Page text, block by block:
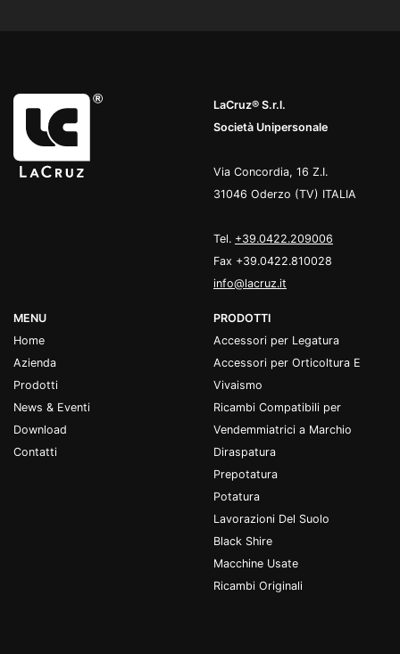
LaCruz® S.r.l.
Società Unipersonale
Via Concordia, 16 Z.I.
31046 Oderzo (TV) ITALIA
Tel. +39.0422.209006
Fax +39.0422.810028
info@lacruz.it
MENU
Home
Azienda
Prodotti
News & Eventi
Download
Contatti
PRODOTTI
Accessori per Legatura
Accessori per Orticoltura E
Vivaismo
Ricambi Compatibili per
Vendemmiatrici a Marchio
Diraspatura
Prepotatura
Potatura
Lavorazioni Del Suolo
Black Shire
Macchine Usate
Ricambi Originali